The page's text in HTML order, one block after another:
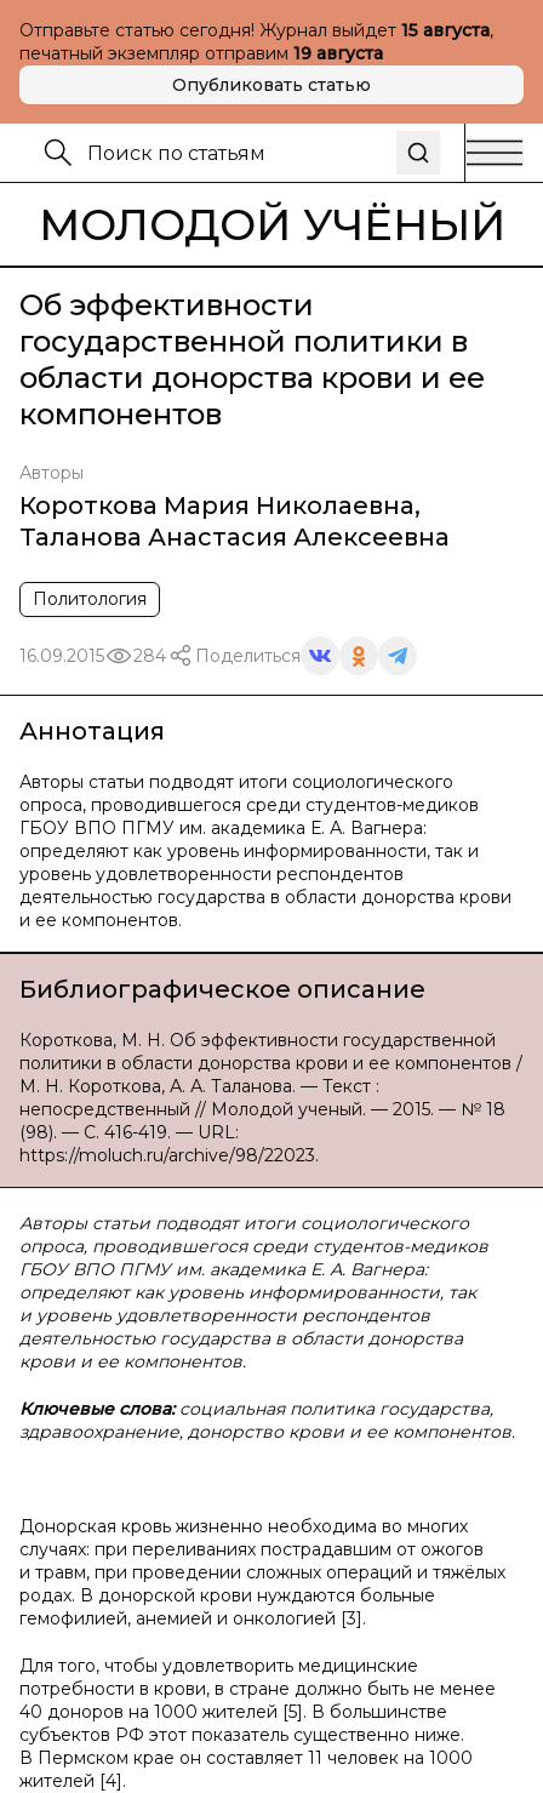
Отправьте статью сегодня! Журнал выйдет 15 августа,
печатный экземпляр отправим 19 августа
Опубликовать статью
МОЛОДОЙ УЧЁНЫЙ
Об эффективности
государственной политики в
области донорства крови и ее
компонентов
Авторы
Короткова Мария Николаевна,
Таланова Анастасия Алексеевна
Политология
16.09.2015 284 Поделиться
Аннотация
Авторы статьи подводят итоги социологического
опроса, проводившегося среди студентов-медиков
ГБОУ ВПО ПГМУ им. академика Е. А. Вагнера:
определяют как уровень информированности, так и
уровень удовлетворенности респондентов
деятельностью государства в области донорства крови
и ее компонентов.
Библиографическое описание
Короткова, М. Н. Об эффективности государственной
политики в области донорства крови и ее компонентов /
М. Н. Короткова, А. А. Таланова. — Текст :
непосредственный // Молодой ученый. — 2015. — № 18
(98). — С. 416-419. — URL:
https://moluch.ru/archive/98/22023.
Авторы статьи подводят итоги социологического
опроса, проводившегося среди студентов-медиков
ГБОУ ВПО ПГМУ им. академика Е. А. Вагнера:
определяют как уровень информированности, так
и уровень удовлетворенности респондентов
деятельностью государства в области донорства
крови и ее компонентов.
Ключевые слова: социальная политика государства,
здравоохранение, донорство крови и ее компонентов.
Донорская кровь жизненно необходима во многих
случаях: при переливаниях пострадавшим от ожогов
и травм, при проведении сложных операций и тяжёлых
родах. В донорской крови нуждаются больные
гемофилией, анемией и онкологией [3].
Для того, чтобы удовлетворить медицинские
потребности в крови, в стране должно быть не менее
40 доноров на 1000 жителей [5]. В большинстве
субъектов РФ этот показатель существенно ниже.
В Пермском крае он составляет 11 человек на 1000
жителей [4].